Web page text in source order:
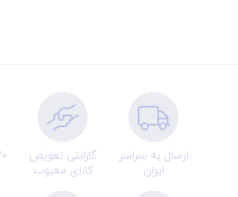
ارسال به سراسر
ایران
گارانتی تعویض
کالای معیوب